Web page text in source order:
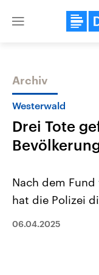
Close
Themen
2026
September 2026
Archiv
Westerwald
Drei Tote
Nach dem
hat die Polizei
06.04.2025